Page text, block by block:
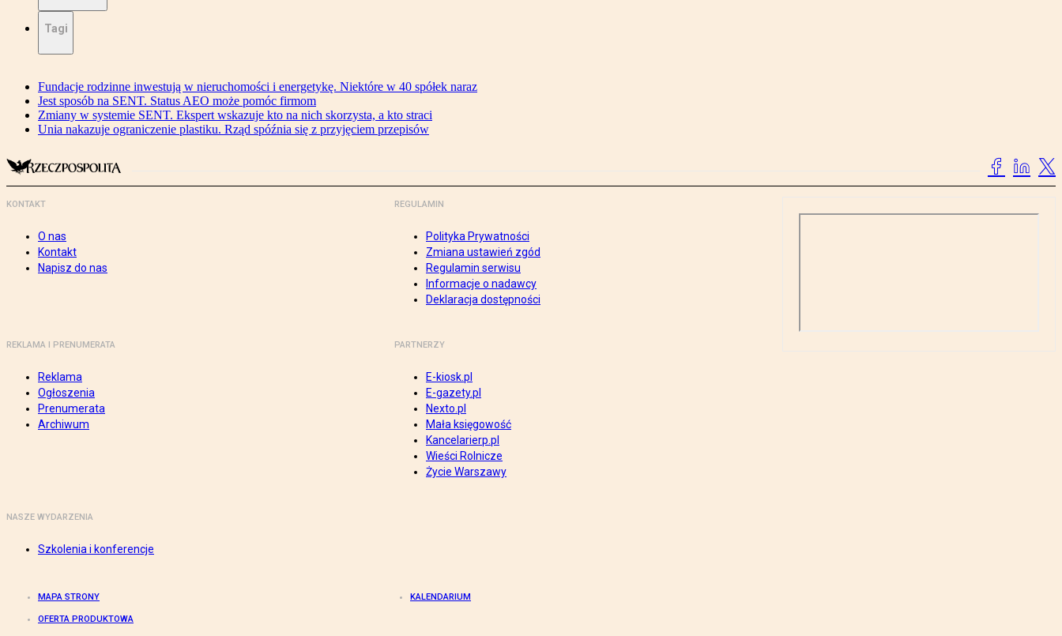
Tagi
Fundacje rodzinne inwestują w nieruchomości i energetykę. Niektóre w 40 spółek naraz
Jest sposób na SENT. Status AEO może pomóc firmom
Zmiany w systemie SENT. Ekspert wskazuje kto na nich skorzysta, a kto straci
Unia nakazuje ograniczenie plastiku. Rząd spóźnia się z przyjęciem przepisów
KONTAKT
O nas
Kontakt
Napisz do nas
REGULAMIN
Polityka Prywatności
Zmiana ustawień zgód
Regulamin serwisu
Informacje o nadawcy
Deklaracja dostępności
REKLAMA I PRENUMERATA
Reklama
Ogłoszenia
Prenumerata
Archiwum
PARTNERZY
E-kiosk.pl
E-gazety.pl
Nexto.pl
Mała księgowość
Kancelarierp.pl
Wieści Rolnicze
Życie Warszawy
NASZE WYDARZENIA
Szkolenia i konferencje
MAPA STRONY KALENDARIUM
OFERTA PRODUKTOWA